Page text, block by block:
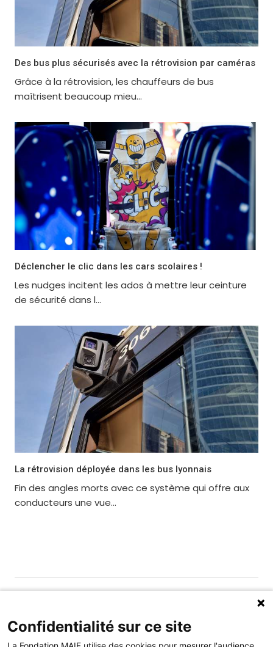
Des bus plus sécurisés avec la rétrovision par caméras
Grâce à la rétrovision, les chauffeurs de bus
maîtrisent beaucoup mieu...
Déclencher le clic dans les cars scolaires !
Les nudges incitent les ados à mettre leur ceinture
de sécurité dans l...
La rétrovision déployée dans les bus lyonnais
Fin des angles morts avec ce système qui offre aux
conducteurs une vue...
Fondation MAIF
275 rue du Stade, 79180 CHAURAY
Confidentialité sur ce site